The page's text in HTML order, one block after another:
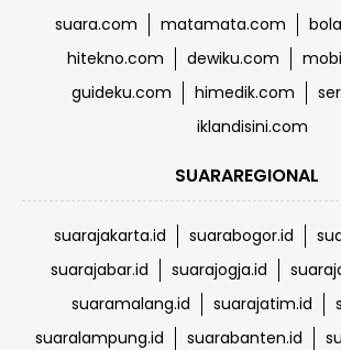
suara.com matamata.com
hitekno.com
dewiku.com
guideku.com
himedik.com
iklandisini.com
SUARAREGIONAL
suarajakarta.id suarabogor.id
suarajabar.id
suarajogja.id
suaramalang.id
suarajatim.id
suaralampung.id
suarabanten.id